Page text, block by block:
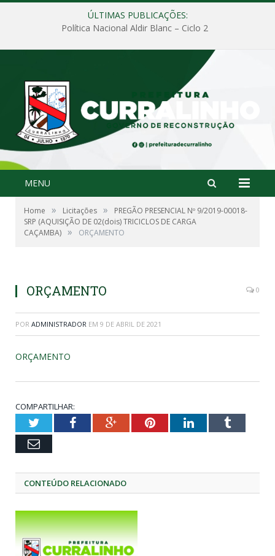
ÚLTIMAS PUBLICAÇÕES:
Política Nacional Aldir Blanc – Ciclo 2
MENU
Home » Licitações »
PREGÃO PRESENCIAL Nº 9/2019-00018-
SRP (AQUISIÇÃO DE 02(dois) TRICICLOS DE CARGA
CAÇAMBA) » ORÇAMENTO
ORÇAMENTO 0
POR ADMINISTRADOR EM 9 DE ABRIL DE 2021
ORÇAMENTO
COMPARTILHAR:
TwitterFacebookGoogle+PinterestLinkedInTumblr
Email
CONTEÚDO RELACIONADO